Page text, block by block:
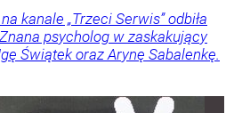
kanale „Trzeci Serwis” odbiła
psycholog w zaskakujący
Świątek oraz Arynę Sabalenkę.